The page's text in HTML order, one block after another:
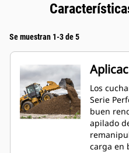
Se muestran 1-3 de 5
Los
Serie
buen
apilado
carga en